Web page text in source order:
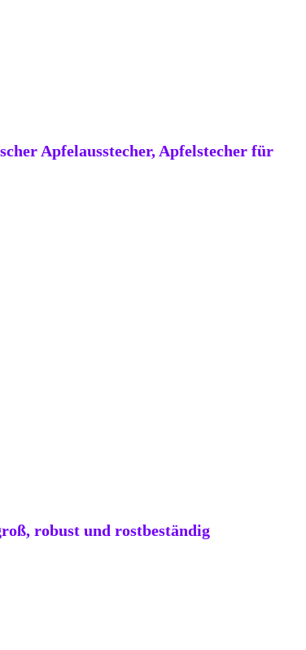
Apfelausstecher, Apfelstecher für
robust und rostbeständig